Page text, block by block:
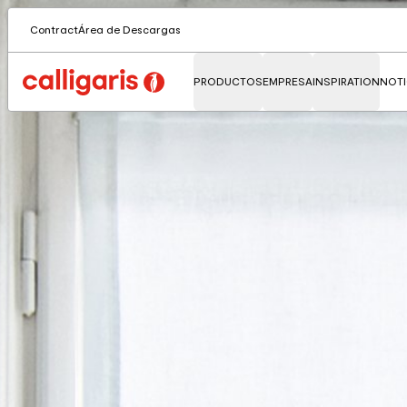
ContractÁrea de Descargas
PRODUCTOSEMPRESAINSPIRATION